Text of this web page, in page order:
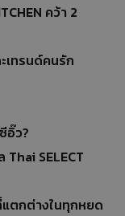
คว้า 2
เทรนด์คนรัก
อิ๊ว?
SELECT
ตกต่างในทุกหยด